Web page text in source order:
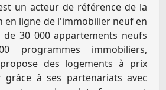
un acteur de référence de la
en ligne de l'immobilier neuf en
de 30 000 appartements neufs
programmes immobiliers,
des logements à prix
à ses partenariats avec